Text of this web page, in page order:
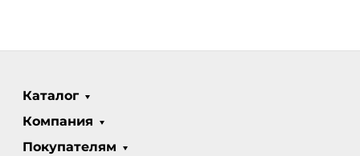
Каталог
Компания
Покупателям